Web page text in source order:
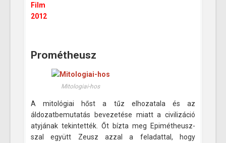
Film
2012
Prométheusz
Mitologiai-hos
A mitológiai hőst a tűz elhozatala és az
áldozatbemutatás bevezetése miatt a civilizáció
atyjának tekintették. Őt bízta meg Epimétheusz-
szal együtt Zeusz azzal a feladattal, hogy